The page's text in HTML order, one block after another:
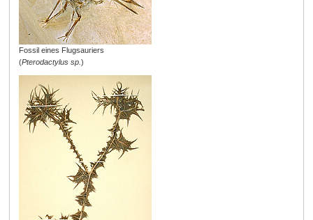
Fossil eines Flugsauriers
(Pterodactylus sp. )